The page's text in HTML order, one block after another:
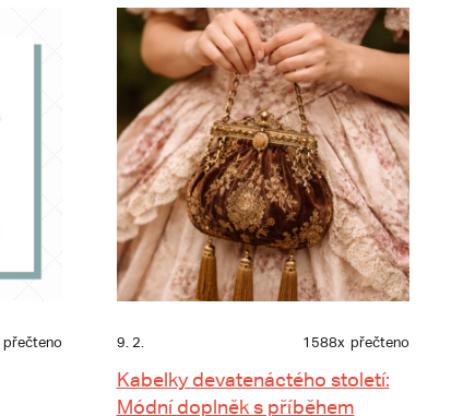
přečteno 9. 2. 1588x přečteno
Kabelky devatenáctého století:
Módní doplněk s příběhem